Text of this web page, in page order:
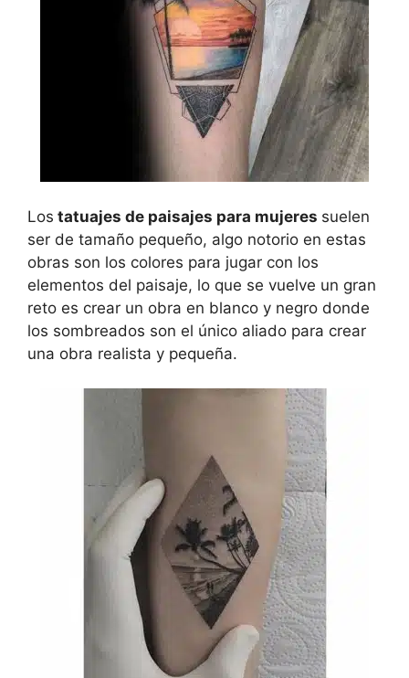
Los tatuajes de paisajes para mujeres suelen
ser de tamaño pequeño, algo notorio en estas
obras son los colores para jugar con los
elementos del paisaje, lo que se vuelve un gran
reto es crear un obra en blanco y negro donde
los sombreados son el único aliado para crear
una obra realista y pequeña.